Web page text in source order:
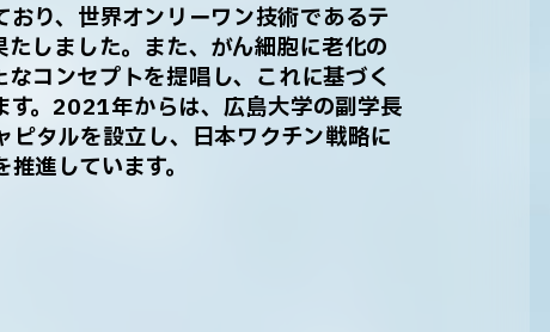
り、世界オンリーワン技術であるテ
しました。また、がん細胞に老化の
コンセプトを提唱し、これに基づく
す。2021年からは、広島大学の副学長
タルを設立し、日本ワクチン戦略に
進しています。